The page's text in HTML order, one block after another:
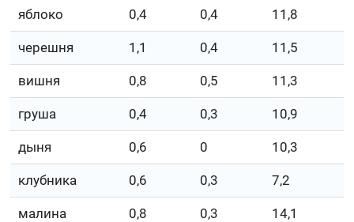
яблоко 0,4 0,4 11,8
черешня 1,1 0,4 11,5
вишня 0,8 0,5 11,3
груша 0,4 0,3 10,9
дыня 0,6 0 10,3
клубника 0,6 0,3 7,2
малина 0,8 0,3 14,1